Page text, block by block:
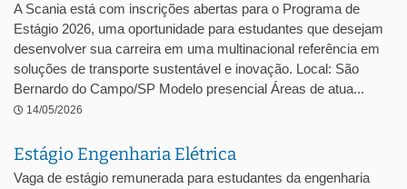
A Scania está com inscrições abertas para o Programa de
Estágio 2026, uma oportunidade para estudantes que desejam
desenvolver sua carreira em uma multinacional referência em
soluções de transporte sustentável e inovação. Local: São
Bernardo do Campo/SP Modelo presencial Áreas de atua...
14/05/2026
Estágio Engenharia Elétrica
Vaga de estágio remunerada para estudantes da engenharia